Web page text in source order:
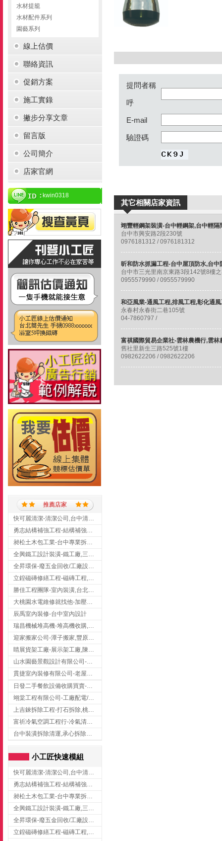
水材提籠
水材配件系列
園藝系列
線上估價
聯絡資訊
促銷方案
施工實錄
撇步分享文章
留言版
公司簡介
店家官網
kwin0318
推薦店家
快可麗清潔-清潔公司,台中清潔公司,台中居家清潔
勇志結構補強工程-結構補強工程 ,桃園結構補強工程,龍潭結構補強工程
昶松土木包工業-台中專業拆除工程/挖土機出租
全興鐵工設計裝潢-鐵工廠,三峽鐵工廠,台北鐵工廠
全昇環保-廢五金回收/工廠設備收購/機械設備回收/高價收購廠房設備
立鍠磁磚修繕工程-磁磚工程,磁磚修補,新竹磁磚工程
勝佳工程團隊-室內裝潢,台北房屋裝修,三重室內裝修
大桃園水電維修就找他-加壓馬達,抽水馬達,桃園水電行,中壢水電
辰禹室內裝修-台中室內設計
瑞昌機械堆高機-堆高機收購,新北市堆高機,桃園堆高機
迎家搬家公司-潭子搬家,豐原搬家,大雅搬家,大甲搬家,台中推薦搬家,台中搬家
睛展貨架工廠-展示架工廠,陳列架,台中展示架工廠
山水園藝景觀設計有限公司-景觀工程,景觀設計,新竹園藝工程,新竹景觀設計
貫捷室內裝修有限公司-老屋翻新工程,台中老屋翻新工程,台中舊屋翻新
日發二手餐飲設備收購買賣-二手貨買賣,台中二手貨買賣,台中二手餐飲收購
翊棠工程有限公司-工廠配電/高雄消防機電公司
上吉錸拆除工程-打石拆除,桃園打石拆除,桃園拆除工程
富祈冷氣空調工程行-冷氣清洗,台中冷氣清洗,台中冷氣安裝,北區冷氣清洗
台中裝潢拆除清運,承心拆除清運工程-台中包月垃圾清運,台中工廠垃圾清運,北區裝潢拆除清運
小工匠快速模組
快可麗清潔-清潔公司,台中清潔公司,台中居家清潔
勇志結構補強工程-結構補強工程 ,桃園結構補強工程,龍潭結構補強工程
昶松土木包工業-台中專業拆除工程/挖土機出租
全興鐵工設計裝潢-鐵工廠,三峽鐵工廠,台北鐵工廠
全昇環保-廢五金回收/工廠設備收購/機械設備回收/高價收購廠房設備
立鍠磁磚修繕工程-磁磚工程,磁磚修補,新竹磁磚工程
提問者稱
呼
E-mail
驗證碼
其它相關店家資訊
台中市興安路2段230號
0976181312 / 0976181312
台中市三光里南京東路3段142號8樓
0955579990 / 0955579990
永春村永春街二巷105號
04-7860797 /
舊社里新生三路525號1樓
0982622206 / 0982622206